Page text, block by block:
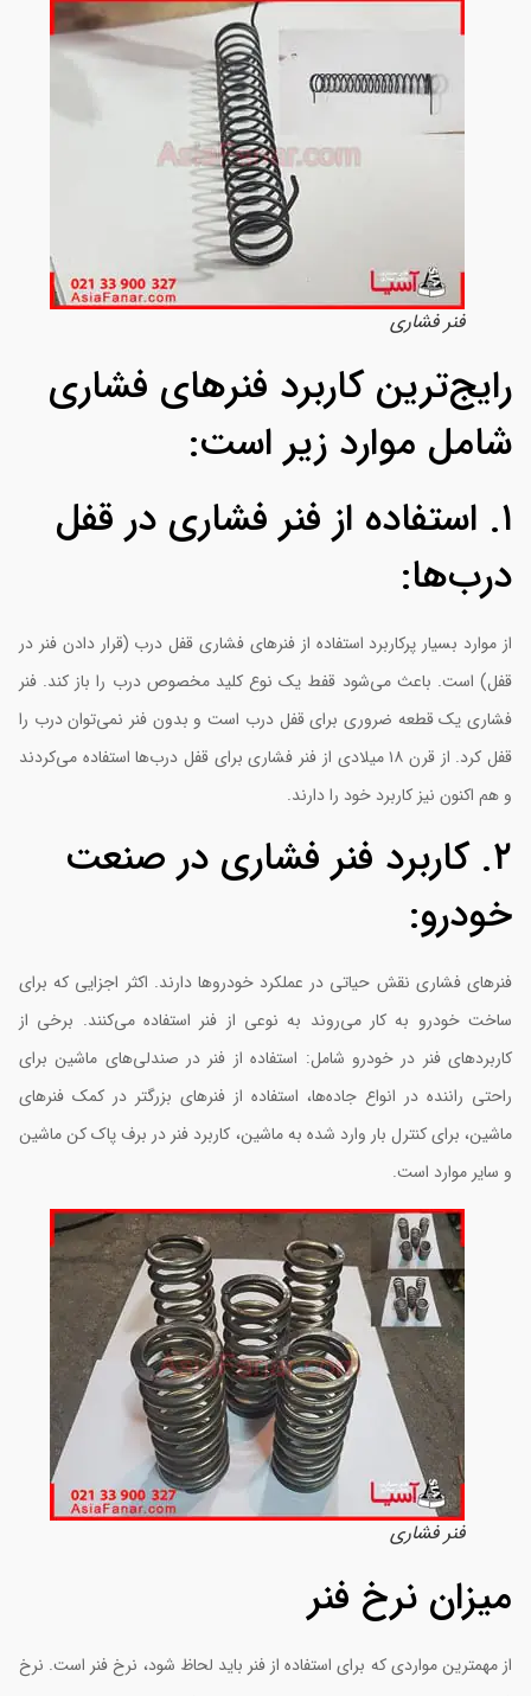
فنر فشاری
کاربرد فنرهای فشاری
موارد زیر است:
۱. استفاده از فنر فشاری در قفل
موارد بسیار پرکاربرد استفاده از فنرهای فشاری قفل درب (قرار دادن فنر در
است. باعث می‌شود قفط یک نوع کلید مخصوص درب را باز کند. فنر
یک قطعه ضروری برای قفل درب است و بدون فنر نمی‌توان درب را
قفل کرد. از قرن ۱۸ میلادی از فنر فشاری برای قفل درب‌ها استفاده می‌کردند
هم اکنون نیز کاربرد خود را دارند.
۲. کاربرد فنر فشاری در صنعت
فشاری نقش حیاتی در عملکرد خودروها دارند. اکثر اجزایی که برای
خودرو به کار می‌روند به نوعی از فنر استفاده می‌کنند. برخی از
فنر در خودرو شامل: استفاده از فنر در صندلی‌های ماشین برای
راننده در انواع جاده‌ها، استفاده از فنرهای بزرگتر در کمک فنرهای
برای کنترل بار وارد شده به ماشین، کاربرد فنر در برف پاک کن ماشین
سایر موارد است.
فنر فشاری
نرخ فنر
مهمترین مواردی که برای استفاده از فنر باید لحاظ شود، نرخ فنر است. نرخ